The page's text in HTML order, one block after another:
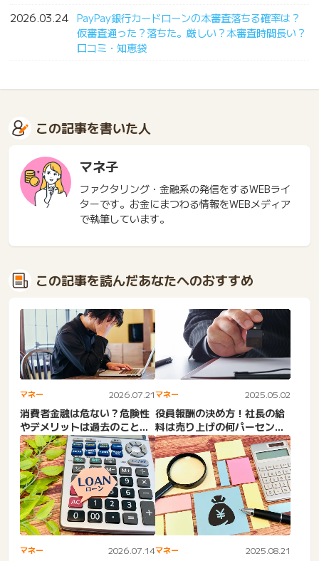
2026.03.24 PayPay銀行カードローンの本審査落ちる確率は？
仮審査通った？落ちた。厳しい？本審査時間長い？
口コミ・知恵袋
この記事を書いた人
マネ子
ファクタリング・金融系の発信をするWEBライ
ターです。お金にまつわる情報をWEBメディア
で執筆しています。
この記事を読んだあなたへのおすすめ
マネー 2026.07.21
消費者金融は危ない？危険性
やデメリットは過去のこと。
信頼できる業者の選び方。
知...
マネー 2025.05.02
役員報酬の決め方！社長の給
料は売り上げの何パーセン
ト？利益割合・比率。金額相
場...
マネー 2026.07.14マネー 2025.08.21